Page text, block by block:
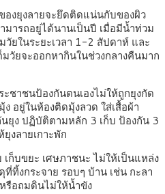
องยุงลายจะยึดติดแน่นกับของผิว
มารถอยู่ได้นานเป็นปี เมื่อมีน้ำท่วม
วัยในระยะเวลา 1-2 สัปดาห์ และ
วัยจะออกหากินในช่วงกลางคืนมาก
ชาชนป้องกันตนเองไม่ให้ถูกยุงกัด
อยู่ในห้องติดมุ้งลวด ใส่เสื้อผ้า
ยุง ปฏิบัติตามหลัก 3 เก็บ ป้องกัน 3
งลายเกาะพัก
เก็บขยะ เศษภาชนะ ไม่ให้เป็นแหล่ง
ทิ้งกระจาย รอบๆ บ้าน เช่น กะลา
รือถมดินไม่ให้น้ำขัง